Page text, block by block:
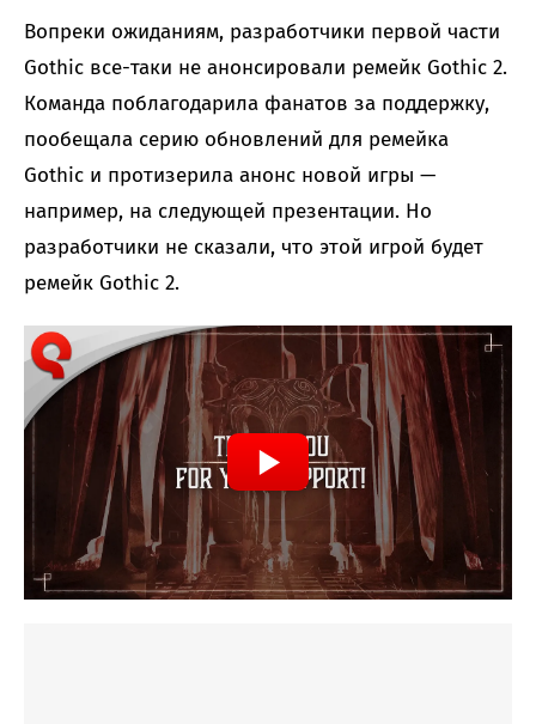
Вопреки ожиданиям, разработчики первой части
Gothic все-таки не анонсировали ремейк Gothic 2.
Команда поблагодарила фанатов за поддержку,
пообещала серию обновлений для ремейка
Gothic и протизерила анонс новой игры —
например, на следующей презентации. Но
разработчики не сказали, что этой игрой будет
ремейк Gothic 2.